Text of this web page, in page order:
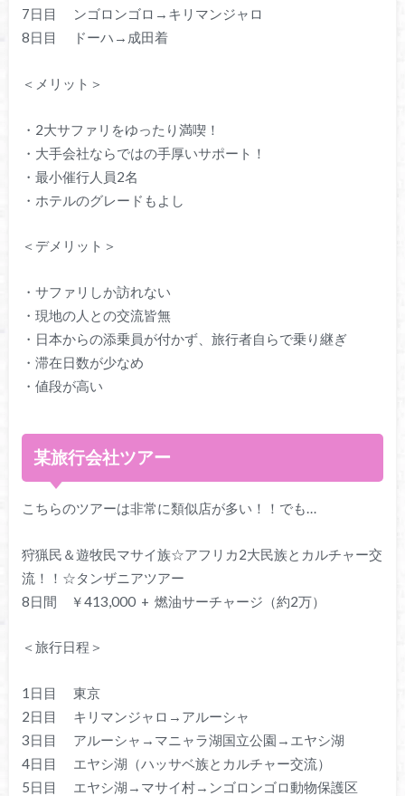
7日目 ンゴロンゴロ→キリマンジャロ
8日目 ドーハ→成田着
＜メリット＞
・2大サファリをゆったり満喫！
・大手会社ならではの手厚いサポート！
・最小催行人員2名
・ホテルのグレードもよし
＜デメリット＞
・サファリしか訪れない
・現地の人との交流皆無
・日本からの添乗員が付かず、旅行者自らで乗り継ぎ
・滞在日数が少なめ
・値段が高い
某旅行会社ツアー
こちらのツアーは非常に類似店が多い！！でも…
狩猟民＆遊牧民マサイ族☆アフリカ2大民族とカルチャー交
流！！☆タンザニアツアー
8日間 ￥413,000 + 燃油サーチャージ（約2万）
＜旅行日程＞
1日目 東京
2日目 キリマンジャロ→アルーシャ
3日目 アルーシャ→マニャラ湖国立公園→エヤシ湖
4日目 エヤシ湖（ハッサベ族とカルチャー交流）
5日目 エヤシ湖→マサイ村→ンゴロンゴロ動物保護区